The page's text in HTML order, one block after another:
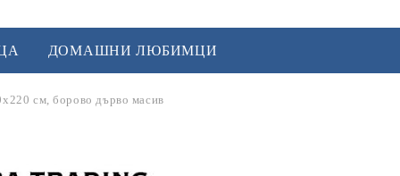
ДОМАШНИ ЛЮБИМЦИ
см, борово дърво масив